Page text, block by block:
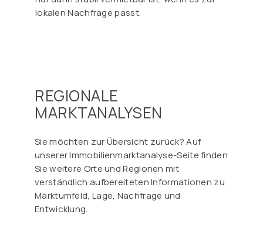
lokalen Nachfrage passt.
REGIONALE
MARKTANALYSEN
Sie möchten zur Übersicht zurück? Auf
unserer Immobilienmarktanalyse-Seite finden
Sie weitere Orte und Regionen mit
verständlich aufbereiteten Informationen zu
Marktumfeld, Lage, Nachfrage und
Entwicklung.